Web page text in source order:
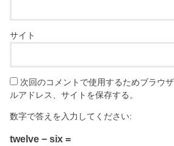
サイト
次回のコメントで使用するためブラウ
ルアドレス、サイトを保存する。
数字で答えを入力してください:
twelve − six =